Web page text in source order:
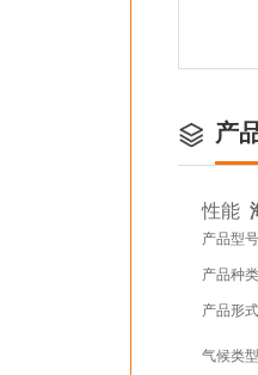
产
性能
产品型号
产品种类
产品形式
气候类型